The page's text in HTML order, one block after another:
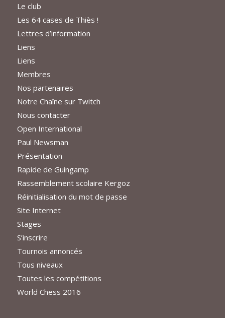
Le club
Les 64 cases de Thiès !
Lettres d’information
Liens
Liens
Membres
Nos partenaires
Notre Chaîne sur Twitch
Nous contacter
Open International
Paul Newsman
Présentation
Rapide de Guingamp
Rassemblement scolaire Kergoz
Réinitialisation du mot de passe
Site Internet
Stages
S’inscrire
Tournois annoncés
Tous niveaux
Toutes les compétitions
World Chess 2016